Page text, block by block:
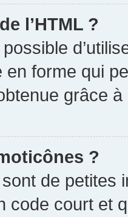
l’HTML ?
en forme qui
grâce à
?
de petites
code court et